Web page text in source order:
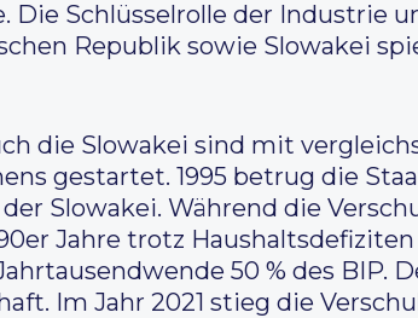
Die Schlüsselrolle der Industrie
Republik sowie Slowakei
die Slowakei sind mit
gestartet. 1995 betrug die
der Slowakei. Während die
Jahre trotz
50 % des BIP.
Im Jahr 2021 stieg die